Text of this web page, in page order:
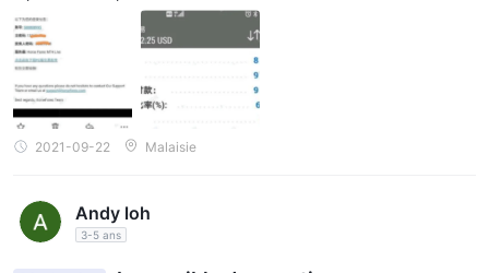
2021-09-22 Malaisie
Andy loh
3-5 ans